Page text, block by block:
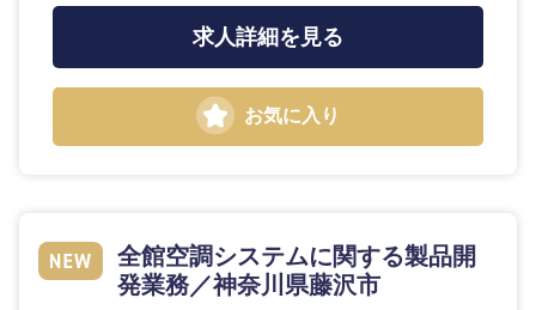
クリエイ
専門職
技術職（モノづくり）
建設・不動産
スタートアップ企
業
フルリモート
上
求人詳細を見る
お気に入り
全館空調システムに関する製品開
発業務／神奈川県藤沢市